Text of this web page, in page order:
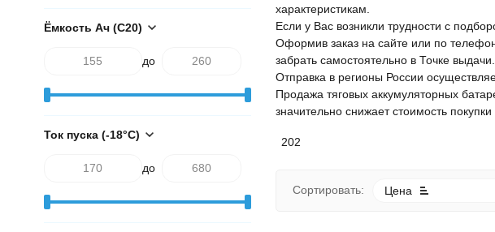
характеристикам.
Если у Вас возникли трудности с
Оформив заказ на сайте или по
забрать самостоятельно в Точке выдачи.
Отправка в регионы России
Продажа тяговых аккумуляторных
значительно снижает стоимость
202
Сортировать: Цена
Ёмкость Ач (С20)
до
Ток пуска (-18°С)
до